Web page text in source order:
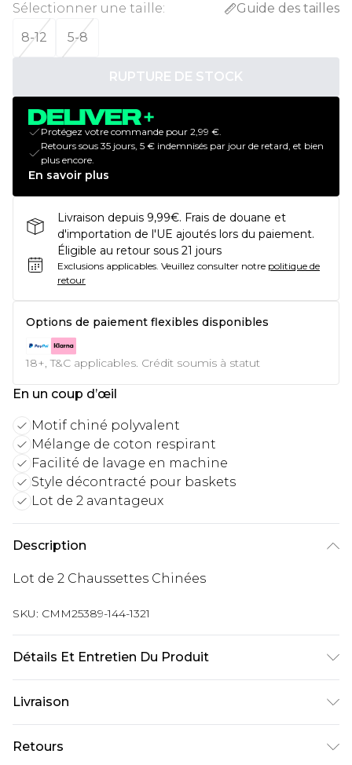
Sélectionner une taille:
Guide des tailles
8-12
5-8
RUPTURE DE STOCK
Protégez votre commande pour 2,99 €.
Retours sous 35 jours, 5 € indemnisés par jour de retard, et bien
plus encore.
En savoir plus
Livraison depuis 9,99€. Frais de douane et
d'importation de l'UE ajoutés lors du paiement.
Éligible au retour sous 21 jours
Exclusions applicables. Veuillez consulter notre politique de
retour
Options de paiement flexibles disponibles
18+, T&C applicables. Crédit soumis à statut
En un coup d’œil
Motif chiné polyvalent
Mélange de coton respirant
Facilité de lavage en machine
Style décontracté pour baskets
Lot de 2 avantageux
Description
Lot de 2 Chaussettes Chinées
SKU: CMM25389-144-1321
Détails Et Entretien Du Produit
sécher au sèche-linge, repasser à température
Livraison
Livraison standard France
Retours